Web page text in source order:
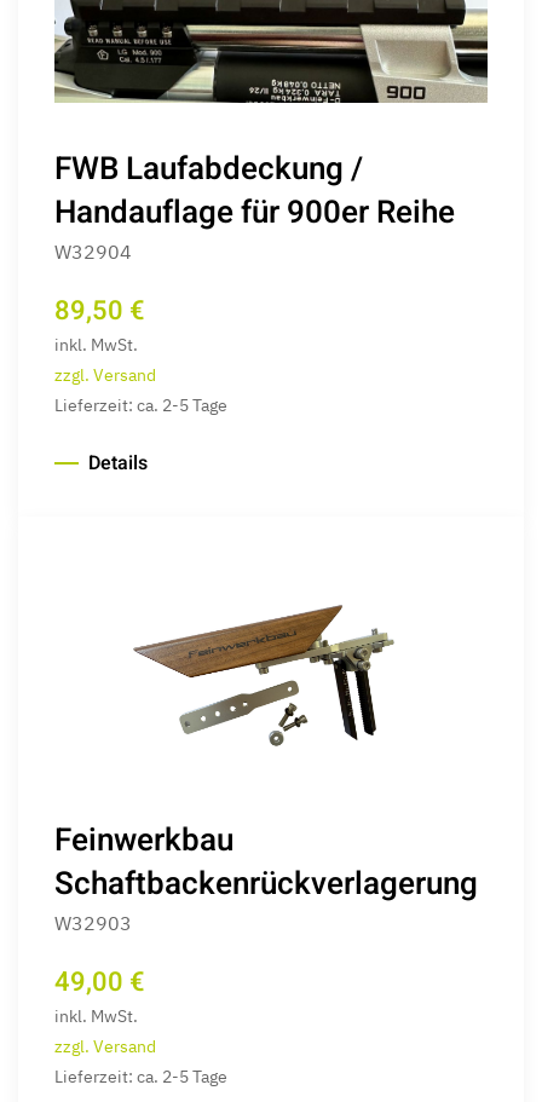
FWB Laufabdeckung /
Handauflage für 900er Reihe
W32904
89,50 €
inkl. MwSt.
zzgl. Versand
Lieferzeit: ca. 2-5 Tage
Details
Feinwerkbau
Schaftbackenrückverlagerung
W32903
49,00 €
inkl. MwSt.
zzgl. Versand
Lieferzeit: ca. 2-5 Tage